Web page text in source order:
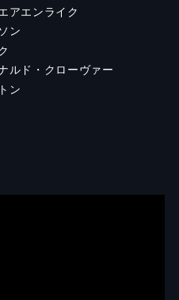
アエンライク
ン
ルド・クローヴァー
ン